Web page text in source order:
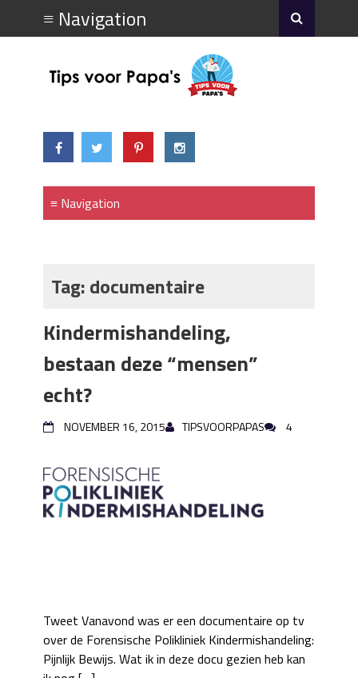
Tag:documentaire
Kindermishandeling,
bestaan deze “mensen”
echt?
NOVEMBER 16, 2015 TIPSVOORPAPAS 4
Tweet Vanavond was er een documentaire op tv
over de Forensische Polikliniek Kindermishandeling:
Pijnlijk Bewijs. Wat ik in deze docu gezien heb kan